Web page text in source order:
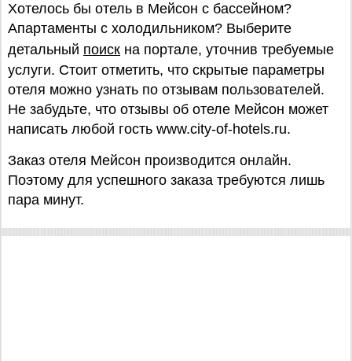
Хотелось бы отель в Мейсон с бассейном?
Апартаменты с холодильником? Выберите
детальный поиск на портале, уточнив требуемые
услуги. Стоит отметить, что скрытые параметры
отеля можно узнать по отзывам пользователей.
Не забудьте, что отзывы об отеле Мейсон может
написать любой гость www.city-of-hotels.ru.
Заказ отеля Мейсон производится онлайн.
Поэтому для успешного заказа требуются лишь
пара минут.